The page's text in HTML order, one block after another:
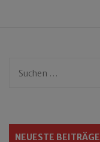
Suchen
NEUESTE BEITRÄGE